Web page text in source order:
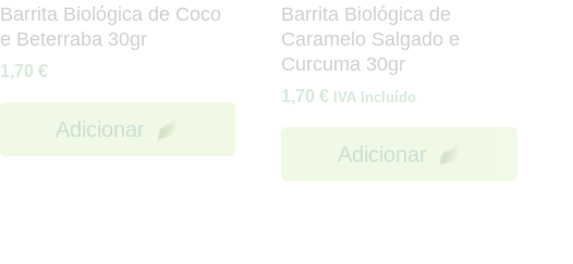
Barrita Biológica de Coco
e Beterraba 30gr
1,70 €
Adicionar
Barrita Biológica de
Caramelo Salgado e
Curcuma 30gr
1,70€ IVA Incluído
Adicionar